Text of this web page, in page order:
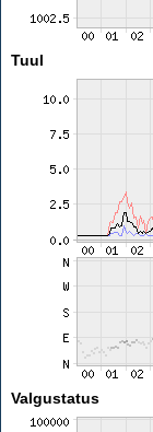
Tuul
Valgustatus